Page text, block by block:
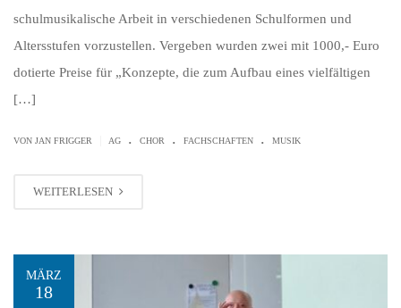
schulmusikalische Arbeit in verschiedenen Schulformen und
Altersstufen vorzustellen. Vergeben wurden zwei mit 1000,- Euro
dotierte Preise für „Konzepte, die zum Aufbau eines vielfältigen
[…]
VON JAN FRIGGER AG . CHOR . FACHSCHAFTEN . MUSIK
WEITERLESEN
MÄRZ
18